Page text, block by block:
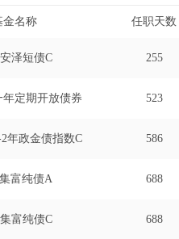
金名称 任职天数
泽短债C 255
年定期开放债券 523
年政金债指数C 586
富纯债A 688
富纯债C 688